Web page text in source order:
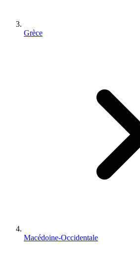
Grèce
Macédoine-Occidentale